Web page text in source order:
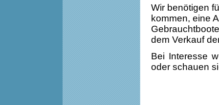
Wir benötigen
kommen, eine
dem Verkauf
Bei Interesse
oder schauen